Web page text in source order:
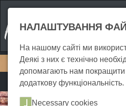
НАЛАШТУВАННЯ
На нашому сайті ми
Деякі з них є технічно
допомагають нам
додаткову функціональність.
Necessary cookies